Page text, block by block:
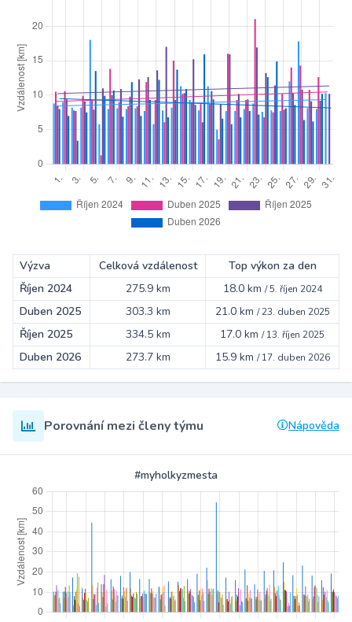
Výzva Celková vzdálenost
Top výkon za den
Říjen 2024
275.9 km 18.0 km /5. říjen 2024
Duben 2025 303.3 km 21.0 km /23. duben 2025
Říjen 2025 334.5 km 17.0 km /13. říjen 2025
Duben 2026 273.7 km 15.9 km /17. duben 2026
Porovnání mezi členy týmu Nápověda
#myholkyzmesta